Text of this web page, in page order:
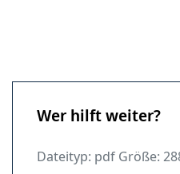
Wer hilft weiter?
Dateityp: pdf Größe: